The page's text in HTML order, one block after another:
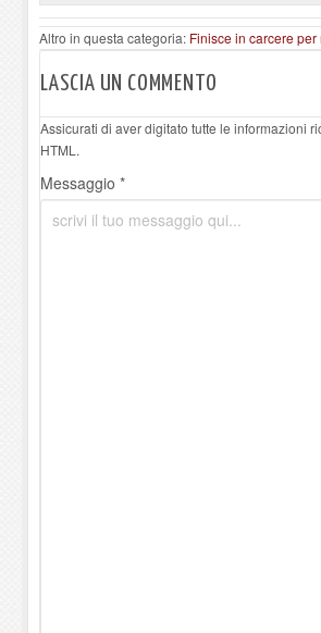
Altro in questa categoria: Finisce in carcere
LASCIA UN COMMENTO
Assicurati di aver digitato tutte le informazioni
HTML.
Messaggio *